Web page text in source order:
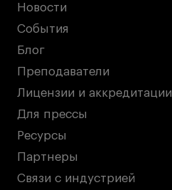
Новости
События
Блог
Преподаватели
Лицензии и аккредитации
Для прессы
Ресурсы
Партнеры
Связи с индустрией